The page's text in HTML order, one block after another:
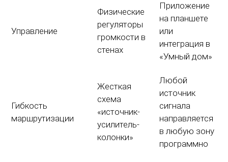
Управление
Физические
регуляторы
громкости в
стенах
Приложение
на планшете
или
интеграция в
«Умный дом»
Гибкость
маршрутизации
Жесткая
схема
«источник-
усилитель-
колонки»
Любой
источник
сигнала
направляется
в любую зону
программно